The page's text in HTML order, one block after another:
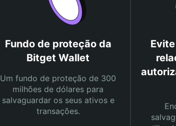
Fundo de proteção da
Bitget Wallet
Um fundo de proteção de 300
milhões de dólares para
salvaguardar os seus ativos e
transações.